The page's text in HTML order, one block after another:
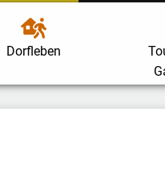
Dorfleben